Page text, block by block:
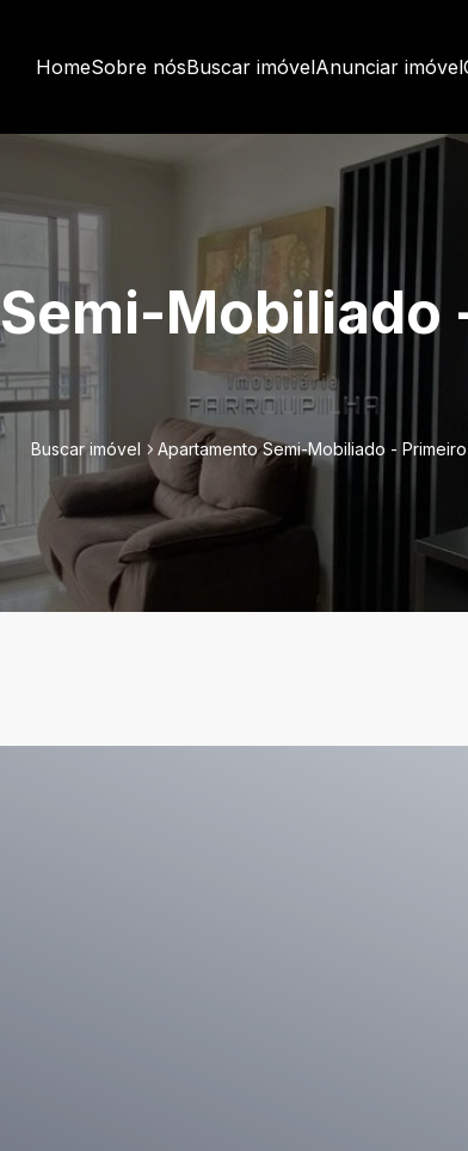
HomeSobre nósBuscar imóvelAnunciar imóvel
Mobiliado
Buscar imóvel Apartamento Semi-Mobiliado -